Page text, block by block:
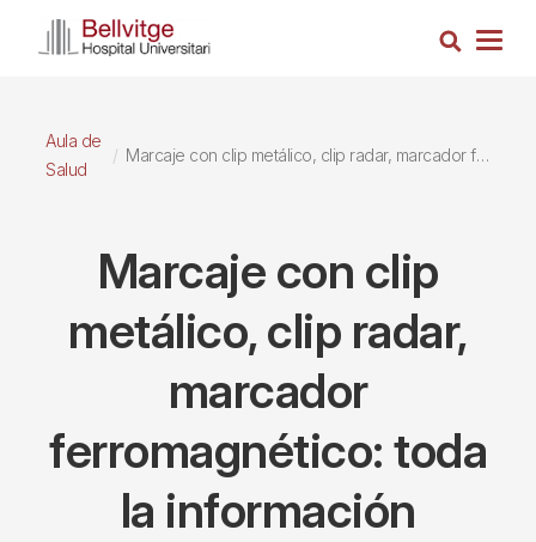
Busca
Aula de
Salud
Marcaje con clip metálico, clip radar, marcador ferromagnético: toda la información
Marcaje con clip
metálico, clip radar,
marcador
ferromagnético: toda
la información